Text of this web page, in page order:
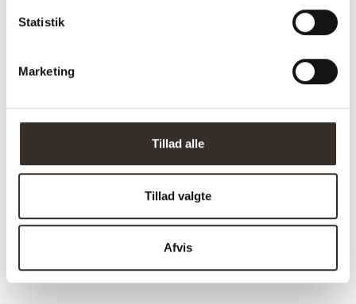
Statistik
Marketing
Tillad alle
Tillad valgte
Afvis
Sæde højde:
120 kg.